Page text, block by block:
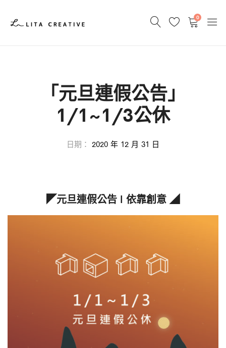
0
「元旦連假公告」
1/1~1/3公休
日期： 2020 年 12 月 31 日
◤元旦連假公告 l 依靠創意 ◢